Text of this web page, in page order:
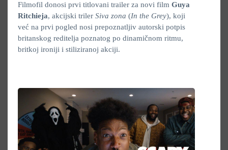
Filmofil donosi prvi titlovani trailer za novi film Guya
Ritchieja, akcijski triler Siva zona (In the Grey), koji
već na prvi pogled nosi prepoznatljiv autorski potpis
britanskog reditelja poznatog po dinamičnom ritmu,
britkoj ironiji i stiliziranoj akciji.